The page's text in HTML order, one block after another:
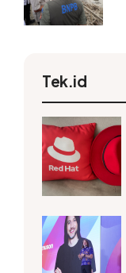
Tek.id